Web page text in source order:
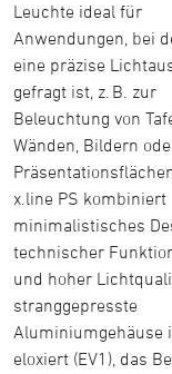
Leuchte ideal für
Anwendungen, bei
eine präzise
gefragt ist, z. B. zur
Beleuchtung von
Wänden, Bildern
x.line PS kombiniert
minimalistisches
technischer
und hoher
stranggepresste
Aluminiumgehäuse
eloxiert (EV1), das